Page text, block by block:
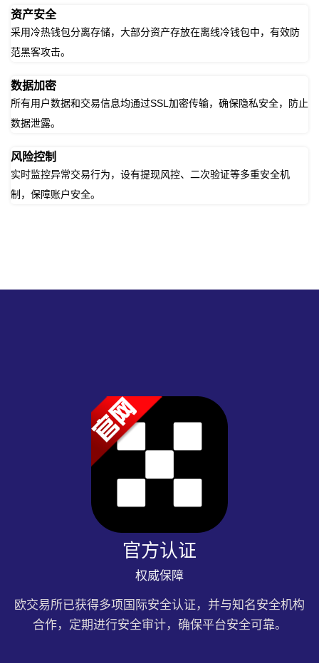
资产安全
采用冷热钱包分离存储，大部分资产存放在离线冷钱包中，有效防
范黑客攻击。
数据加密
所有用户数据和交易信息均通过SSL加密传输，确保隐私安全，防止
数据泄露。
风险控制
实时监控异常交易行为，设有提现风控、二次验证等多重安全机
制，保障账户安全。
官方认证
权威保障
欧交易所已获得多项国际安全认证，并与知名安全机构
合作，定期进行安全审计，确保平台安全可靠。